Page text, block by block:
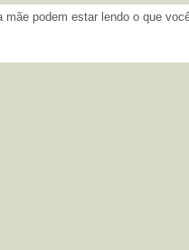
podem estar lendo o que